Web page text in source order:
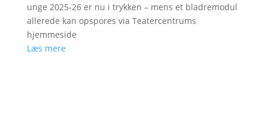
unge 2025-26 er nu i trykken – mens et bladremodul
allerede kan opspores via Teatercentrums
hjemmeside
Læs mere